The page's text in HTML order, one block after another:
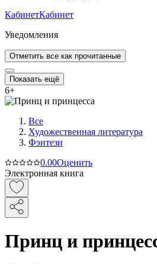
КабинетКабинет
Уведомления
Отметить все как прочитанные
Показать ещё
6+
Все
Художественная литература
Фэнтези
0.00Оценить
Электронная книга
Принц и